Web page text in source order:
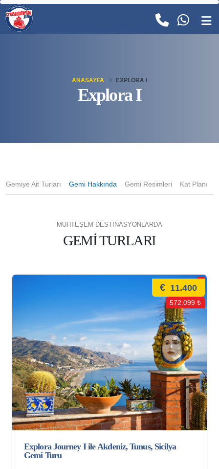
Explora I
ANASAYFA EXPLORA I
Gemiye Ait Turları Gemi Hakkında Gemi Resimleri Kat Planı
MUHTEŞEM DESTİNASYONLARDA
GEMİ TURLARI
€ 11.400
572.099 ₺
Explora Journey I ile Akdeniz, Tunus, Sicilya
Gemi Turu